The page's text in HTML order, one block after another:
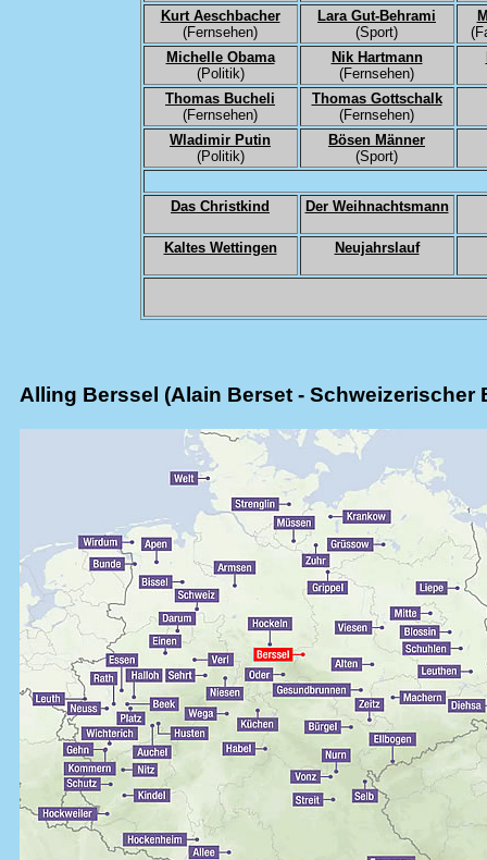
Kurt Aeschbacher
(Fernsehen)
Lara Gut-Behrami
(Sport)
Michelle Obama
(Politik)
Nik Hartmann
(Fernsehen)
Thomas Bucheli
(Fernsehen)
Thomas Gottschalk
(Fernsehen)
Wladimir Putin
(Politik)
Bösen Männer
(Sport)
Das Christkind Der Weihnachtsmann
Kaltes Wettingen Neujahrslauf
Alling Berssel (Alain Berset - Schweizerischer